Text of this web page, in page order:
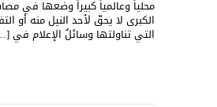
محلياً وعالمياً كبيراً وضعها في
الكبرى لا يحقّ لأحد النيل منه أو
التي تناولتها وسائلُ الإعلام في